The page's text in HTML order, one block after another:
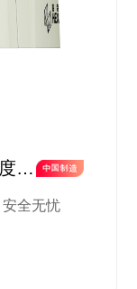
监
全无忧